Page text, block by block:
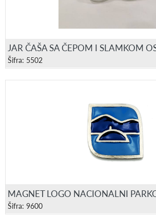
JAR ČAŠA SA ČEPOM I SLAMKOM
Šifra: 5502
MAGNET LOGO NACIONALNI
Šifra: 9600